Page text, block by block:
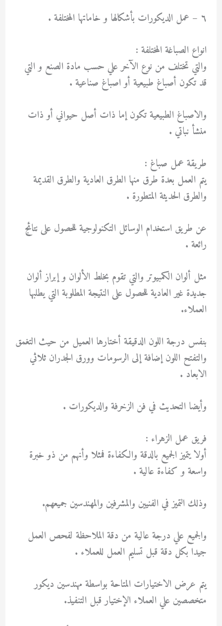
٦ – عمل الديكورات بأشكالها و خاماتها المختلفة .
انواع الصباغة المختلفة :
والتي تختلف من نوع الآخر علي حسب مادة الصنع و التي
قد تكون أصباغ طبيعية أو اصباغ صناعية .
والاصباغ الطبيعية تكون إما ذات أصل حيواني أو ذات
منشأ نباتي .
طريقة عمل صباغ :
يتم العمل بعدة طرق منها الطرق العادية والطرق القديمة
والطرق الحديثة المتطورة .
عن طريق استخدام الوسائل التكنولوجية للحصول على نتائج
رائعة .
مثل ألوان الكمبيوتر والتي تقوم بخلط الألوان و إبراز ألوان
جديدة غير العادية للحصول على النتيجة المطلوبة التي يطلبها
العملاء.
بنفس درجة اللون الدقيقة أختارها العميل من حيث التغمق
والتفتح اللون إضافة إلى الرسومات وورق الجدران ثلاثي
الابعاد .
وأيضا التحديث في فن الزخرفة والديكورات .
فريق عمل الزهراء :
أولا يتميز الجميع بالدقة والكفاءة فمثلا وأنهم من ذو خبرة
واسعة و كفاءة عالية .
وذلك التميز في الفنيين والمشرفين والمهندسين جميعهم.
والجميع علي درجة عالية من دقة الملاحظة لفحص العمل
جيدا بكل دقة قبل تسليم العمل للعملاء .
يتم عرض الاختيارات المتاحة بواسطة مهندسين ديكور
متخصصين علي العملاء الإختيار قبل التنفيذ.